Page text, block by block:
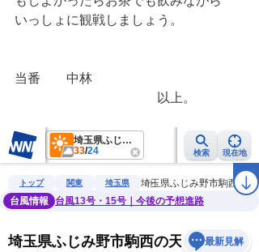
いっしょに観戦しましょう。
当番　　中林
以上。